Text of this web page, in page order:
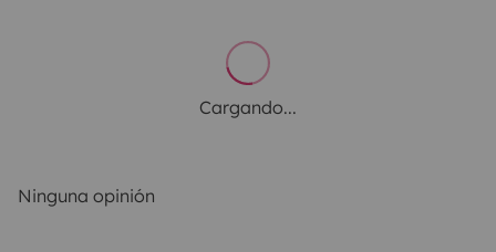
Cargando...
Ninguna opinión